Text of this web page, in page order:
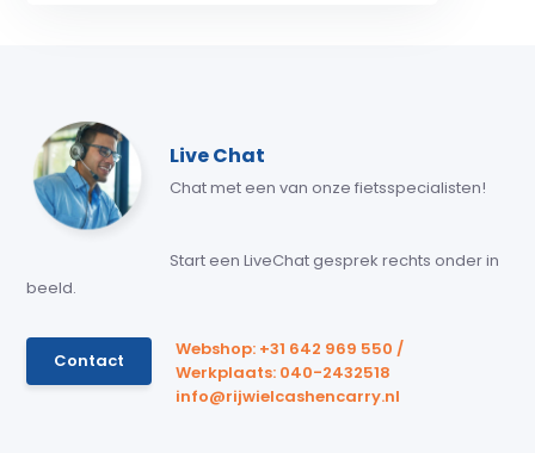
Live Chat
Chat met een van onze fietsspecialisten!
Start een LiveChat gesprek rechts onder in
beeld.
Contact
Webshop: +31 642 969 550 /
Werkplaats: 040-2432518
info@rijwielcashencarry.nl